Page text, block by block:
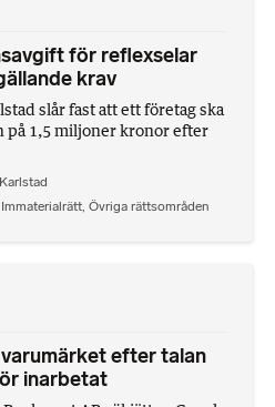
för reflexselar
krav
slår fast att ett företag ska
på 1,5 miljoner kronor efter
Immaterialrätt Övriga rättsområden
efter talan
inarbetat